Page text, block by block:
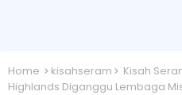
Home kisahseram
Kisah
Highlands Diganggu Lembaga